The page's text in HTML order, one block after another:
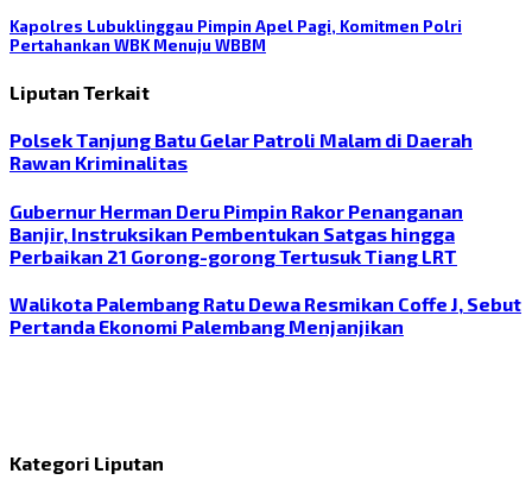
Kapolres Lubuklinggau Pimpin Apel Pagi, Komitmen Polri
Pertahankan WBK Menuju WBBM
Liputan Terkait
Polsek Tanjung Batu Gelar Patroli Malam di Daerah
Rawan Kriminalitas
Gubernur Herman Deru Pimpin Rakor Penanganan
Banjir, Instruksikan Pembentukan Satgas hingga
Perbaikan 21 Gorong-gorong Tertusuk Tiang LRT
Walikota Palembang Ratu Dewa Resmikan Coffe J, Sebut
Pertanda Ekonomi Palembang Menjanjikan
Kategori Liputan